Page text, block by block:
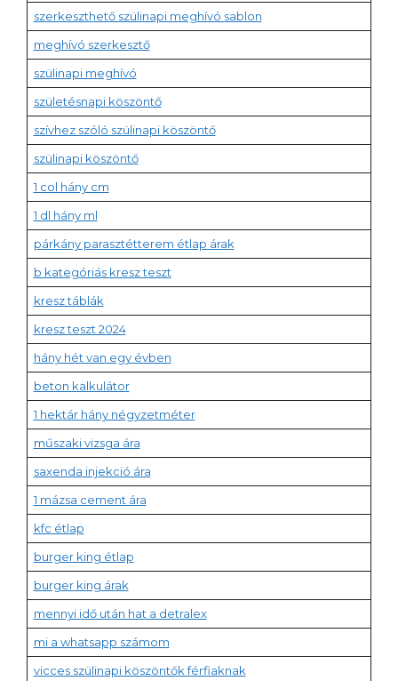
szerkeszthető szülinapi meghívó sablon
meghívó szerkesztő
szülinapi meghívó
születésnapi köszöntő
szívhez szóló szülinapi köszöntő
szülinapi köszöntő
1 col hány cm
1 dl hány ml
párkány parasztétterem étlap árak
b kategóriás kresz teszt
kresz táblák
kresz teszt 2024
hány hét van egy évben
beton kalkulátor
1 hektár hány négyzetméter
műszaki vizsga ára
saxenda injekció ára
1 mázsa cement ára
kfc étlap
burger king étlap
burger king árak
mennyi idő után hat a detralex
mi a whatsapp számom
vicces szülinapi köszöntők férfiaknak